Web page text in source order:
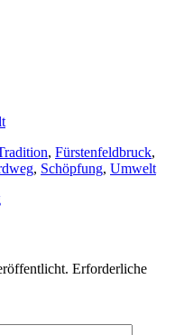
, Fürstenfeldbruck,
, Schöpfung, Umwelt
Erforderliche